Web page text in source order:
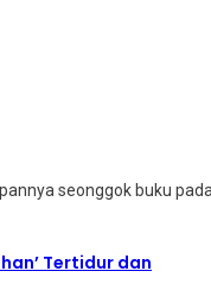
seonggok buku
Tertidur dan